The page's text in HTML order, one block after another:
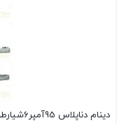
دینام دناپلاس 95آمپر6شیارطرح ولئو